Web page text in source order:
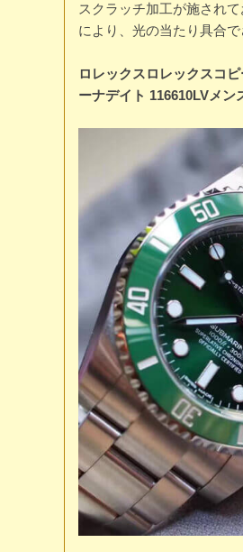
スクラッチ加工が施され
により、光の当たり具合
ロレックスロレックスコ
ーナデイト 116610LVメン